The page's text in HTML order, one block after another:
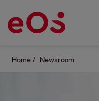
Home Newsroom